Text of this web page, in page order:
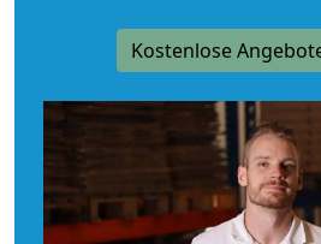
Kostenlose